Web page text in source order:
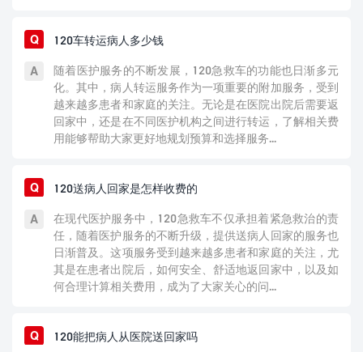
120车转运病人多少钱
随着医护服务的不断发展，120急救车的功能也日渐多元
化。其中，病人转运服务作为一项重要的附加服务，受到
越来越多患者和家庭的关注。无论是在医院出院后需要返
回家中，还是在不同医护机构之间进行转运，了解相关费
用能够帮助大家更好地规划预算和选择服务...
120送病人回家是怎样收费的
在现代医护服务中，120急救车不仅承担着紧急救治的责
任，随着医护服务的不断升级，提供送病人回家的服务也
日渐普及。这项服务受到越来越多患者和家庭的关注，尤
其是在患者出院后，如何安全、舒适地返回家中，以及如
何合理计算相关费用，成为了大家关心的问...
120能把病人从医院送回家吗